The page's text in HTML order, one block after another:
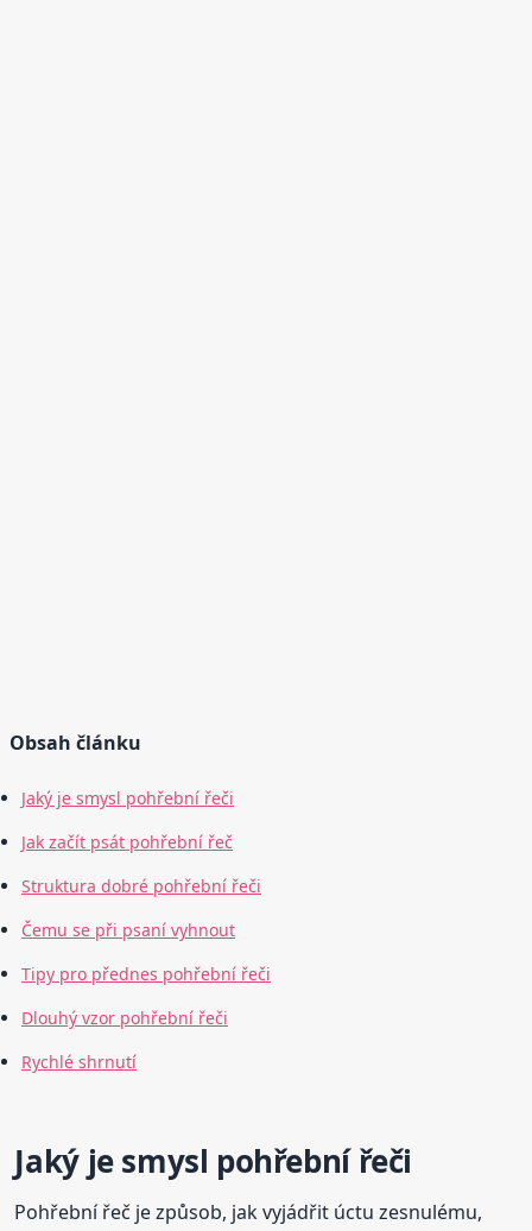
Obsah článku
Jaký je smysl pohřební řeči
Jak začít psát pohřební řeč
Struktura dobré pohřební řeči
Čemu se při psaní vyhnout
Tipy pro přednes pohřební řeči
Dlouhý vzor pohřební řeči
Rychlé shrnutí
Jaký je smysl pohřební řeči
Pohřební řeč je způsob, jak vyjádřit úctu zesnulému,